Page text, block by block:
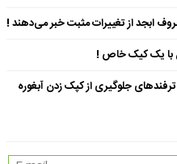
با یک کیک خاص !
جلوگیری از کپک زدن آبغوره